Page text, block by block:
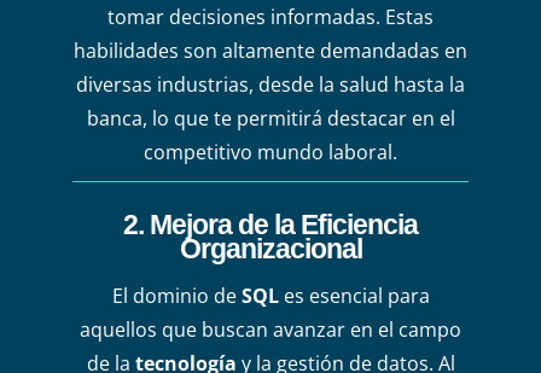
tomar decisiones informadas. Estas
habilidades son altamente demandadas en
diversas industrias, desde la salud hasta la
banca, lo que te permitirá destacar en el
competitivo mundo laboral.
2. Mejora de la Eficiencia
Organizacional
El dominio deSQLes esencial para
aquellos que buscan avanzar en el campo
de la tecnología y la gestión de datos. Al